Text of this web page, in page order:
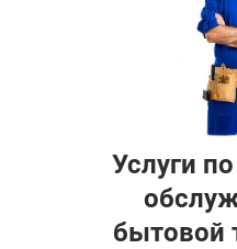
Услуги
бытовой